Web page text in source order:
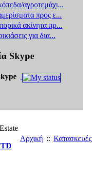
αγροτεμάχι...
προς ε...
ακίνητα πρ...
για δια...
Skype
Αρχική :: Κατασκευές